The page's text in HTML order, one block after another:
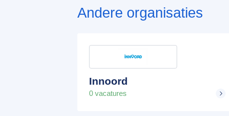
Andere organisaties
Innoord
0 vacatures